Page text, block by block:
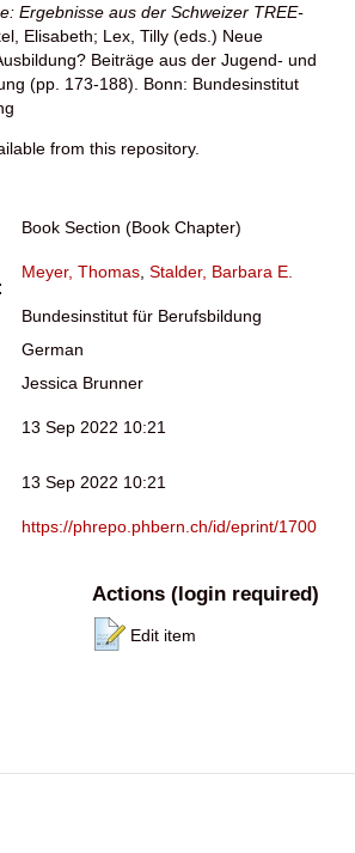
Ergebnisse aus der Schweizer TREE-
Elisabeth; Lex, Tilly (eds.) Neue
Beiträge aus der Jugend- und
(pp. 173-188). Bonn: Bundesinstitut
from this repository.
Book Section (Book Chapter)
Meyer, Thomas Stalder, Barbara E.
Bundesinstitut für Berufsbildung
German
Jessica Brunner
13 Sep 2022 10:21
13 Sep 2022 10:21
https://phrepo.phbern.ch/id/eprint/1700
Actions (login required)
Edit item